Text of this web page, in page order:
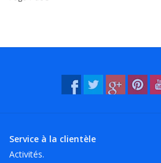
Service à la clientèle
Activités.